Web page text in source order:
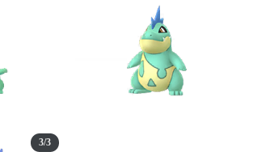
3/3